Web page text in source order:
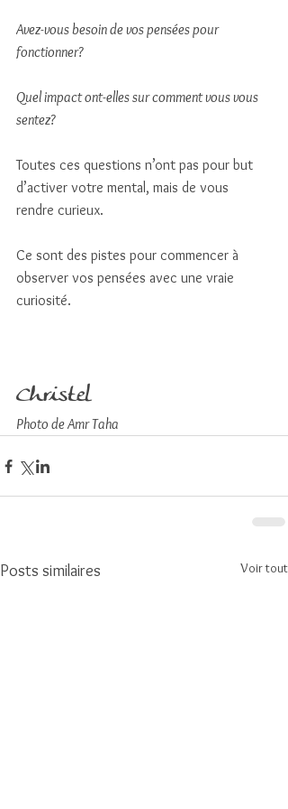
Avez-vous besoin de vos pensées pour
fonctionner?
Quel impact ont-elles sur comment vous vous
sentez?
Toutes ces questions n’ont pas pour but
d’activer votre mental, mais de vous
rendre curieux.
Ce sont des pistes pour commencer à
observer vos pensées avec une vraie
curiosité.
Christel
Photo de Amr Taha
Posts similaires Voir tout